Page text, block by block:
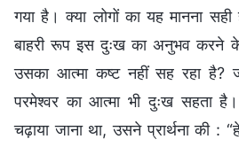
गया है। क्या लोगों का यह मानना
बाहरी रूप इस दुःख का अनुभव करने
उसका आत्मा कष्ट नहीं सह रहा है?
परमेश्वर का आत्मा भी दुःख सहता
चढ़ाया जाना था, उसने प्रार्थना की :